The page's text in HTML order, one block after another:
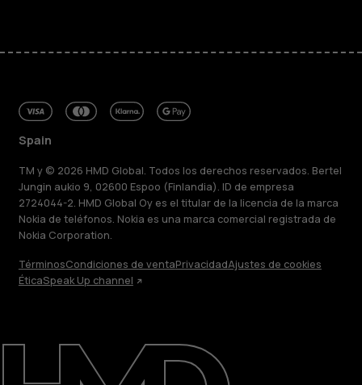
Reparar, reutilizar, reciclar
Sostenibilidad
Spain
TM y © 2026 HMD Global. Todos los derechos reservados. Bertel
Jungin aukio 9, 02600 Espoo (Finlandia). ID de empresa
2724044-2. HMD Global Oy es el titular de la licencia de la marca
Nokia de teléfonos. Nokia es una marca comercial registrada de
Nokia Corporation.
TérminosCondiciones de ventaPrivacidadAjustes de cookies
ÉticaSpeak Up channel